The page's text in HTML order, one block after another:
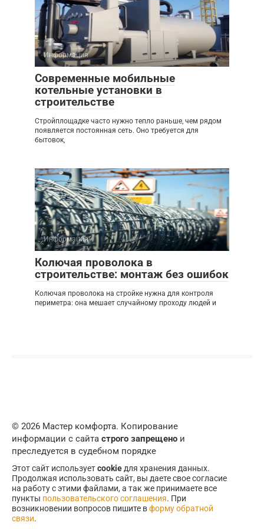
Информация
Современные мобильные
котельные установки в
строительстве
Стройплощадке часто нужно тепло раньше, чем рядом
появляется постоянная сеть. Оно требуется для
бытовок,
Информация
Колючая проволока в
строительстве: монтаж без ошибок
Колючая проволока на стройке нужна для контроля
периметра: она мешает случайному проходу людей и
© 2026 Мастер комфорта. Копирование
информации с сайта строго запрещено и
преследуется в судебном порядке
Этот сайт используетcookie для хранения данных.
Продолжая использовать сайт, вы даете свое согласие
на работу с этими файлами, а так же принимаете все
пункты пользовательского соглашения. При
возникновении вопросов пишите вформу обратной
связи.